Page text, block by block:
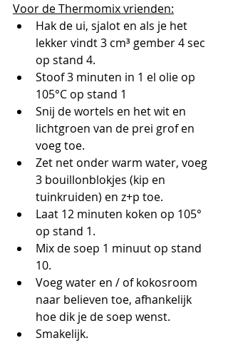
Voor de Thermomix vrienden:
Hak de ui, sjalot en als je het
lekker vindt 3 cm³ gember 4 sec
op stand 4.
Stoof 3 minuten in 1 el olie op
105°C op stand 1
Snij de wortels en het wit en
lichtgroen van de prei grof en
voeg toe.
Zet net onder warm water, voeg
3 bouillonblokjes (kip en
tuinkruiden) en z+p toe.
Laat 12 minuten koken op 105°
op stand 1.
Mix de soep 1 minuut op stand
10.
Voeg water en / of kokosroom
naar believen toe, afhankelijk
hoe dik je de soep wenst.
Smakelijk.